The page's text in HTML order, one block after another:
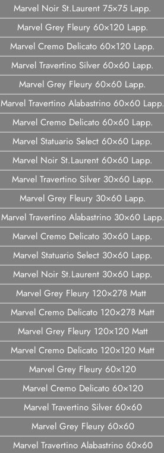
Marvel Noir St.Laurent 75×75 Lapp.
Marvel Grey Fleury 60×120 Lapp.
Marvel Cremo Delicato 60×120 Lapp.
Marvel Travertino Silver 60×60 Lapp.
Marvel Grey Fleury 60×60 Lapp.
Marvel Travertino Alabastrino 60×60 Lapp.
Marvel Cremo Delicato 60×60 Lapp.
Marvel Statuario Select 60×60 Lapp.
Marvel Noir St.Laurent 60×60 Lapp.
Marvel Travertino Silver 30×60 Lapp.
Marvel Grey Fleury 30×60 Lapp.
Marvel Travertino Alabastrino 30×60 Lapp.
Marvel Cremo Delicato 30×60 Lapp.
Marvel Statuario Select 30×60 Lapp.
Marvel Noir St.Laurent 30×60 Lapp.
Marvel Grey Fleury 120×278 Matt
Marvel Cremo Delicato 120×278 Matt
Marvel Grey Fleury 120×120 Matt
Marvel Cremo Delicato 120×120 Matt
Marvel Grey Fleury 60×120
Marvel Cremo Delicato 60×120
Marvel Travertino Silver 60×60
Marvel Grey Fleury 60×60
Marvel Travertino Alabastrino 60×60